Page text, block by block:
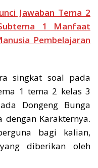
Jawaban Tema 2
1 Manfaat
Pembelajaran
singkat soal pada
1 tema 2 kelas 3
Dongeng Bunga
Karakternya.
bagi kalian,
diberikan oleh